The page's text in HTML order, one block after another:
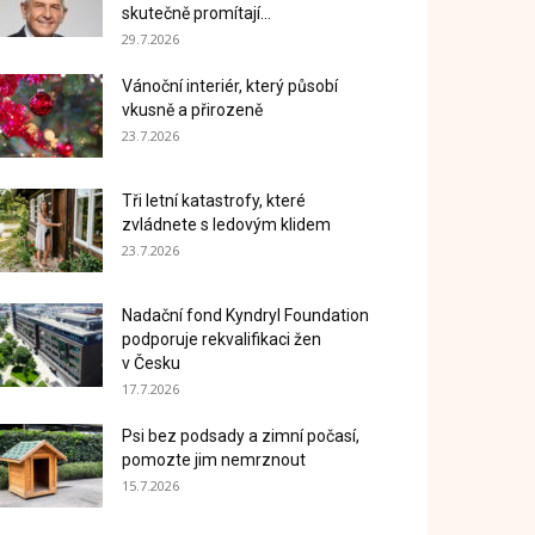
skutečně promítají...
29.7.2026
Vánoční interiér, který působí
vkusně a přirozeně
23.7.2026
Tři letní katastrofy, které
zvládnete s ledovým klidem
23.7.2026
Nadační fond Kyndryl Foundation
podporuje rekvalifikaci žen
v Česku
17.7.2026
Psi bez podsady a zimní počasí,
pomozte jim nemrznout
15.7.2026